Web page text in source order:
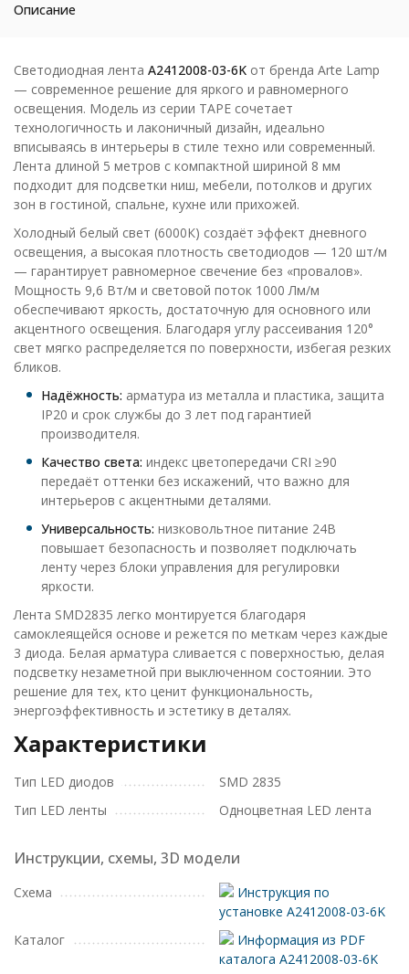
Описание
Светодиодная лента A2412008-03-6K от бренда Arte Lamp
— современное решение для яркого и равномерного
освещения. Модель из серии TAPE сочетает
технологичность и лаконичный дизайн, идеально
вписываясь в интерьеры в стиле техно или современный.
Лента длиной 5 метров с компактной шириной 8 мм
подходит для подсветки ниш, мебели, потолков и других
зон в гостиной, спальне, кухне или прихожей.
Холодный белый свет (6000К) создаёт эффект дневного
освещения, а высокая плотность светодиодов — 120 шт/м
— гарантирует равномерное свечение без «провалов».
Мощность 9,6 Вт/м и световой поток 1000 Лм/м
обеспечивают яркость, достаточную для основного или
акцентного освещения. Благодаря углу рассеивания 120°
свет мягко распределяется по поверхности, избегая резких
бликов.
Надёжность: арматура из металла и пластика, защита
IP20 и срок службы до 3 лет под гарантией
производителя.
Качество света: индекс цветопередачи CRI ≥90
передаёт оттенки без искажений, что важно для
интерьеров с акцентными деталями.
Универсальность: низковольтное питание 24В
повышает безопасность и позволяет подключать
ленту через блоки управления для регулировки
яркости.
Лента SMD2835 легко монтируется благодаря
самоклеящейся основе и режется по меткам через каждые
3 диода. Белая арматура сливается с поверхностью, делая
подсветку незаметной при выключенном состоянии. Это
решение для тех, кто ценит функциональность,
энергоэффективность и эстетику в деталях.
Характеристики
Тип LED диодов
SMD 2835
Тип LED ленты
Одноцветная LED лента
Инструкции, схемы, 3D модели
Схема
Инструкция по
установке A2412008-03-6K
Каталог
Информация из PDF
каталога A2412008-03-6K